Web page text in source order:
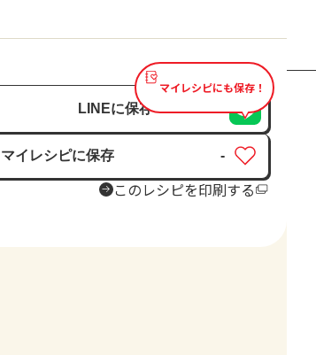
マイレシピにも保存！
LINEに保存
マイレシピに保存
保存済み
-
このレシピを印刷する